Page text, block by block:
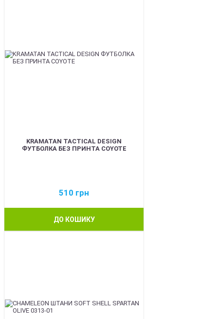
KRAMATAN TACTICAL DESIGN
ФУТБОЛКА БЕЗ ПРИНТА COYOTE
510 грн
ДО КОШИКУ